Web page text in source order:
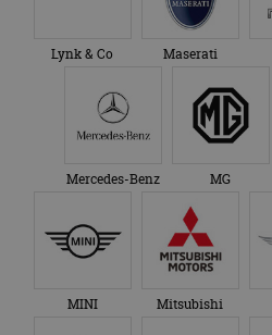
Lynk & Co Maserati
Mercedes-Benz MG
MINI Mitsubishi